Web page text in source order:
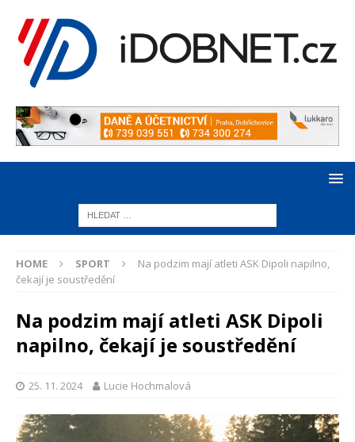
HOME SPORT
Na podzim mají atleti ASK Dipoli napilno,
čekají je soustředění
Na podzim mají atleti ASK Dipoli
napilno, čekají je soustředění
25. 11. 2024 Lucie Hochmalová